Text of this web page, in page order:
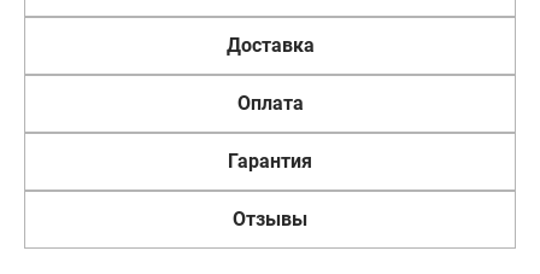
Доставка
Оплата
Гарантия
Отзывы